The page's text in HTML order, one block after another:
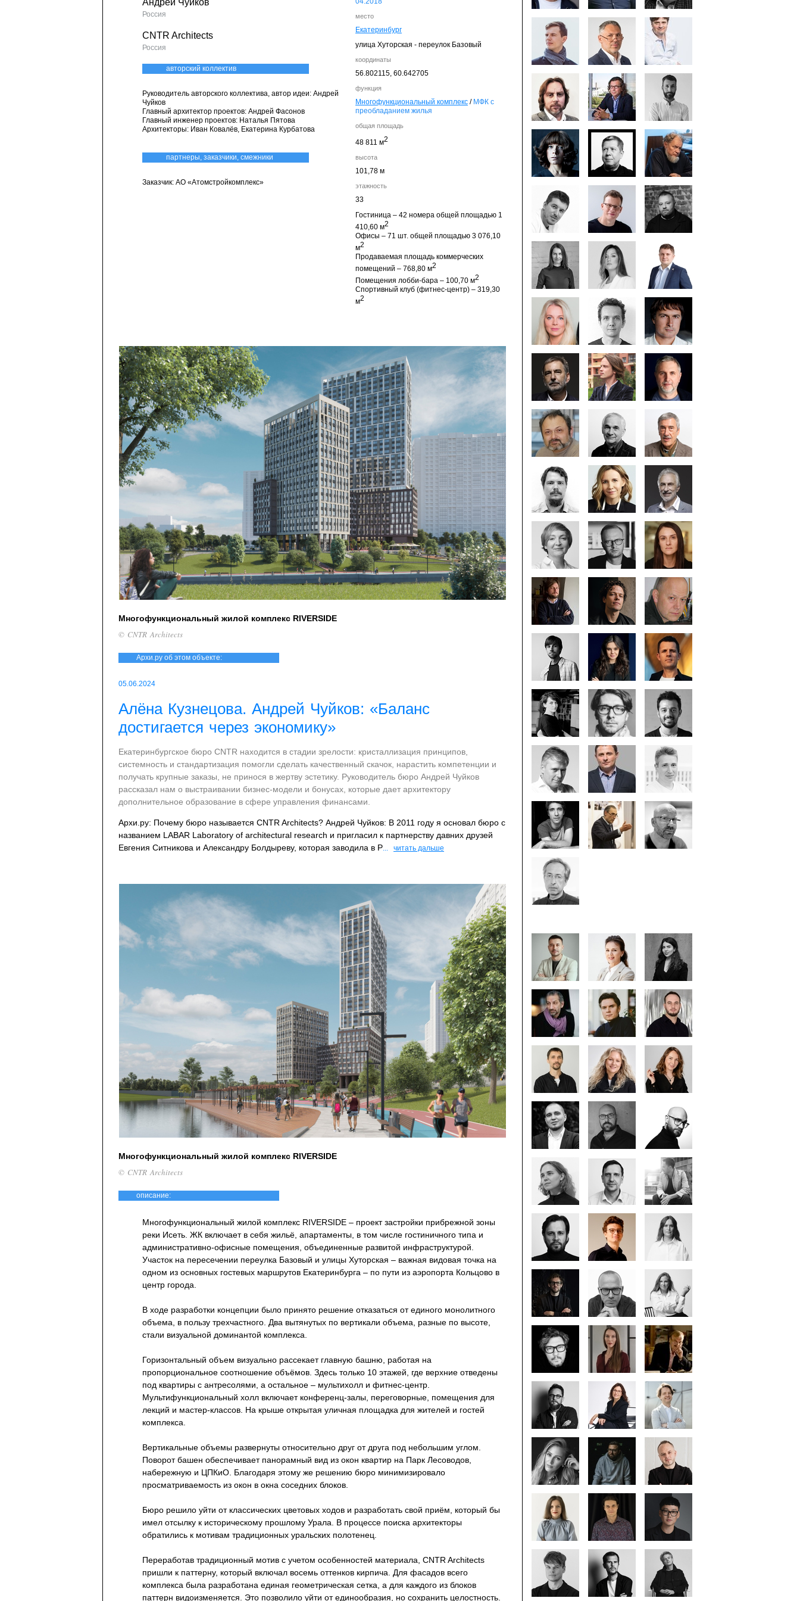
место
Екатеринбург
улица Хуторская - переулок Базовый
координаты
56.802115, 60.642705
функция
Многофункциональный комплекс / МФК с
преобладанием жилья
общая площадь
48 811 м2
высота
101,78 м
этажность
33
Гостиница – 42 номера общей площадью 1
410,60 м2
Офисы – 71 шт. общей площадью 3 076,10
м2
Продаваемая площадь коммерческих
помещений – 768,80 м2
Помещения лобби-бара – 100,70 м2
Спортивный клуб (фитнес-центр) – 319,30
м2
Андрей Чуйков
Россия
CNTR Architects
Россия
авторский коллектив
Руководитель авторского коллектива, автор идеи: Андрей
Чуйков
Главный архитектор проектов: Андрей Фасонов
Главный инженер проектов: Наталья Пятова
Архитекторы: Иван Ковалёв, Екатерина Курбатова
партнеры, заказчики, смежники
Заказчик: АО «Атомстройкомплекс»
Многофункциональный жилой комплекс RIVERSIDE
© CNTR Architects
Архи.ру об этом объекте:
05.06.2024
Алёна Кузнецова. Андрей Чуйков: «Баланс
достигается через экономику»
Екатеринбургское бюро CNTR находится в стадии зрелости: кристаллизация принципов,
системность и стандартизация помогли сделать качественный скачок, нарастить компетенции и
получать крупные заказы, не принося в жертву эстетику. Руководитель бюро Андрей Чуйков
рассказал нам о выстраивании бизнес-модели и бонусах, которые дает архитектору
дополнительное образование в сфере управления финансами.
Архи.ру: Почему бюро называется CNTR Architects? Андрей Чуйков: В 2011 году я основал бюро с
названием LABAR Laboratory of architectural research и пригласил к партнерству давних друзей
Евгения Ситникова и Александру Болдыреву, которая заводила в Р... читать дальше
Многофункциональный жилой комплекс RIVERSIDE
© CNTR Architects
описание:
Многофункциональный жилой комплекс RIVERSIDE – проект застройки прибрежной зоны
реки Исеть. ЖК включает в себя жильё, апартаменты, в том числе гостиничного типа и
административно-офисные помещения, объединенные развитой инфраструктурой.
Участок на пересечении переулка Базовый и улицы Хуторская – важная видовая точка на
одном из основных гостевых маршрутов Екатеринбурга – по пути из аэропорта Кольцово в
центр города.
В ходе разработки концепции было принято решение отказаться от единого монолитного
объема, в пользу трехчастного. Два вытянутых по вертикали объема, разные по высоте,
стали визуальной доминантой комплекса.
Горизонтальный объем визуально рассекает главную башню, работая на
пропорциональное соотношение объёмов. Здесь только 10 этажей, где верхние отведены
под квартиры с антресолями, а остальное – мультихолл и фитнес-центр.
Мультифункциональный холл включает конференц-залы, переговорные, помещения для
лекций и мастер-классов. На крыше открытая уличная площадка для жителей и гостей
комплекса.
Вертикальные объемы развернуты относительно друг от друга под небольшим углом.
Поворот башен обеспечивает панорамный вид из окон квартир на Парк Лесоводов,
набережную и ЦПКиО. Благодаря этому же решению бюро минимизировало
просматриваемость из окон в окна соседних блоков.
Бюро решило уйти от классических цветовых ходов и разработать свой приём, который бы
имел отсылку к историческому прошлому Урала. В процессе поиска архитекторы
обратились к мотивам традиционных уральских полотенец.
Переработав традиционный мотив с учетом особенностей материала, CNTR Architects
пришли к паттерну, который включал восемь оттенков кирпича. Для фасадов всего
комплекса была разработана единая геометрическая сетка, а для каждого из блоков
паттерн видоизменяется. Это позволило уйти от единообразия, но сохранить целостность.